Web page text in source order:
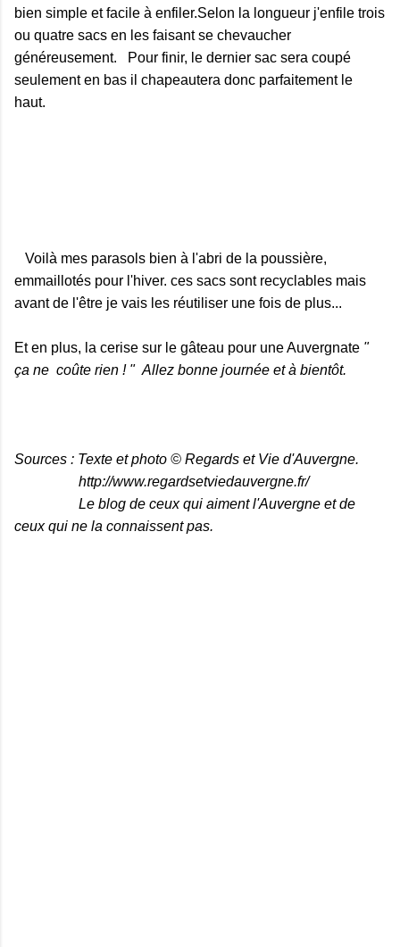
bien simple et facile à enfiler.Selon la longueur j'enfile trois
ou quatre sacs en les faisant se chevaucher
généreusement. Pour finir, le dernier sac sera coupé
seulement en bas il chapeautera donc parfaitement le
haut.
Voilà mes parasols bien à l'abri de la poussière,
emmaillotés pour l'hiver. ces sacs sont recyclables mais
avant de l'être je vais les réutiliser une fois de plus...
Et en plus, la cerise sur le gâteau pour une Auvergnate "
ça ne coûte rien ! " Allez bonne journée et à bientôt.
Sources : Texte et photo © Regards et Vie d'Auvergne.
http://www.regardsetviedauvergne.fr/
Le blog de ceux qui aiment l'Auvergne et de
ceux qui ne la connaissent pas.